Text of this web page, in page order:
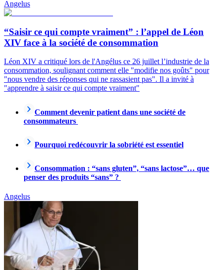
Angelus
“Saisir ce qui compte vraiment” : l’appel de Léon
XIV face à la société de consommation
Léon XIV a critiqué lors de l'Angélus ce 26 juillet l’industrie de la
consommation, soulignant comment elle "modifie nos goûts" pour
"nous vendre des réponses qui ne rassasient pas". Il a invité à
"apprendre à saisir ce qui compte vraiment"
Comment devenir patient dans une société de
consommateurs
Pourquoi redécouvrir la sobriété est essentiel
Consommation : “sans gluten”, “sans lactose”… que
penser des produits “sans” ?
Angelus